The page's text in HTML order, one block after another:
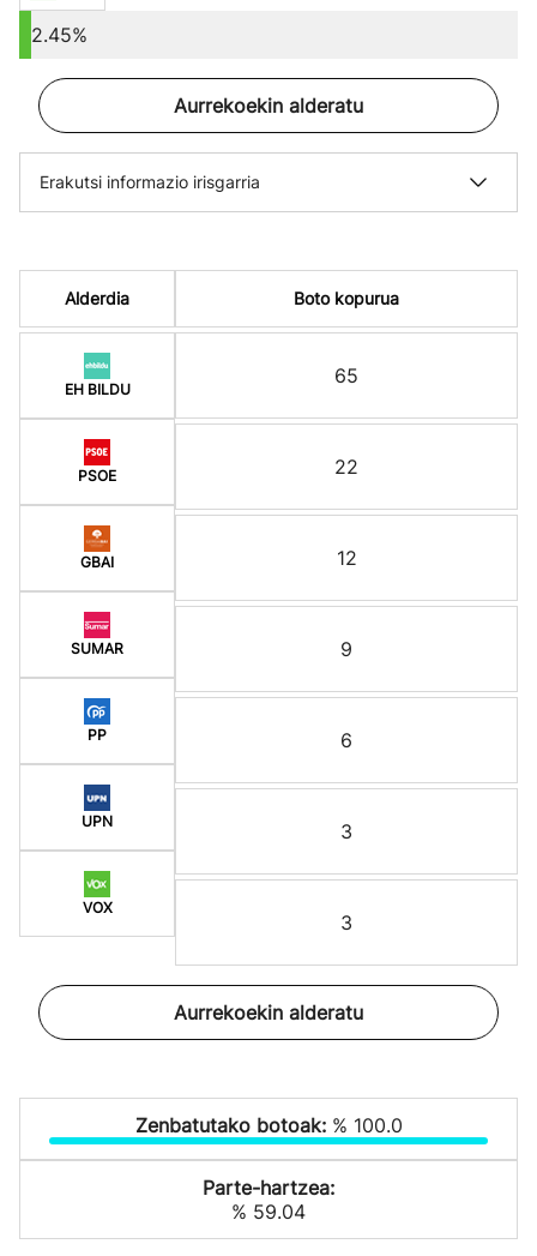
2.45%
Aurrekoekin alderatu
Erakutsi informazio irisgarria
Alderdia
EH BILDU
PSOE
GBAI
SUMAR
PP
UPN
VOX
Boto kopurua
65
22
12
9
6
3
3
Aurrekoekin alderatu
Zenbatutako botoak: % 100.0
Parte-hartzea:
% 59.04